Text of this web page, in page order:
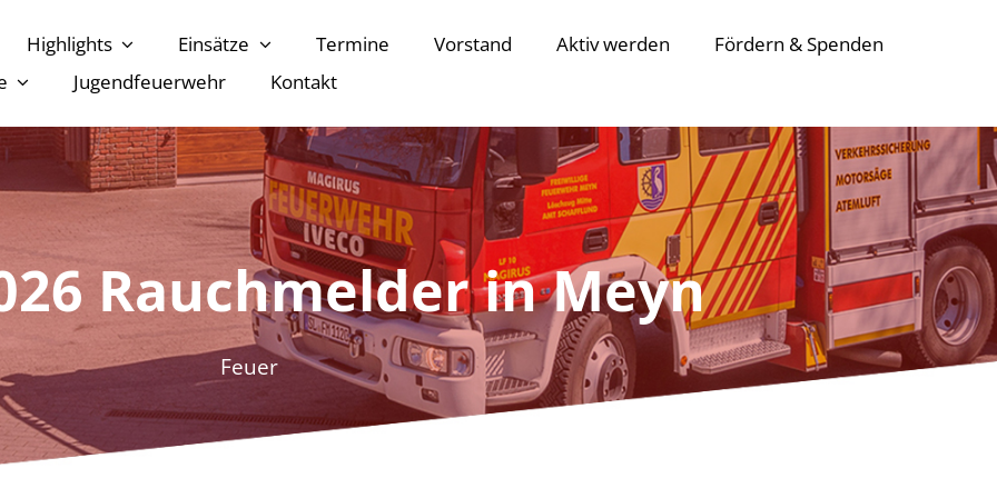
Highlights Einsätze Termine Vorstand Aktiv werden
Fördern & Spenden
Jugendfeuerwehr Kontakt
Rauchmelder in Meyn
Feuer